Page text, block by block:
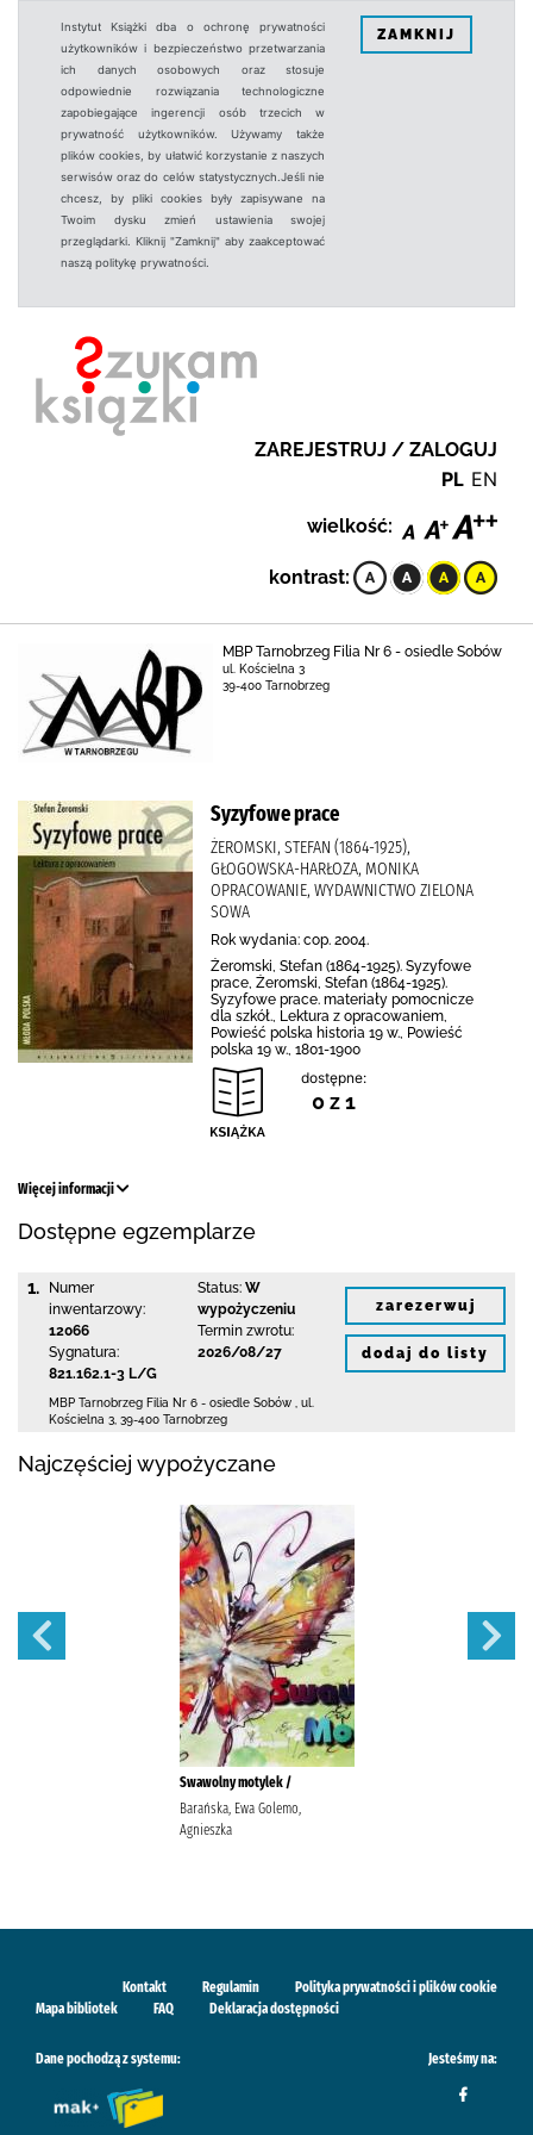
Instytut Książki dba o ochronę prywatności
użytkowników i bezpieczeństwo przetwarzania
ich danych osobowych oraz stosuje
odpowiednie rozwiązania technologiczne
zapobiegające ingerencji osób trzecich w
prywatność użytkowników. Używamy także
plików cookies, by ułatwić korzystanie z naszych
serwisów oraz do celów statystycznych.Jeśli nie
chcesz, by pliki cookies były zapisywane na
Twoim dysku zmień ustawienia swojej
przeglądarki. Kliknij "Zamknij" aby zaakceptować
naszą politykę prywatności.
ZAMKNIJ
ZAREJESTRUJ / ZALOGUJ
PL EN
wielkość:
kontrast:
MBP Tarnobrzeg Filia Nr 6 - osiedle Sobów
ul. Kościelna 3
39-400 Tarnobrzeg
Syzyfowe prace
ŻEROMSKI, STEFAN (1864-1925),
GŁOGOWSKA-HARŁOZA, MONIKA
OPRACOWANIE, WYDAWNICTWO ZIELONA
SOWA
Rok wydania: cop. 2004.
Żeromski, Stefan (1864-1925). Syzyfowe
prace, Żeromski, Stefan (1864-1925).
Syzyfowe prace. materiały pomocnicze
dla szkół., Lektura z opracowaniem,
Powieść polska historia 19 w., Powieść
polska 19 w., 1801-1900
dostępne:
0 z 1
Więcej informacji
Dostępne egzemplarze
1.
Numer
inwentarzowy:
12066
Sygnatura:
821.162.1-3 L/G
Status: W
wypożyczeniu
Termin zwrotu:
2026/08/27
MBP Tarnobrzeg Filia Nr 6 - osiedle Sobów
ul.
Kościelna 3 39-400 Tarnobrzeg
zarezerwuj
dodaj do listy
Najczęściej wypożyczane
Swawolny motylek /
Barańska, Ewa Golemo,
Agnieszka
Kontakt Regulamin
Polityka prywatności i plików cookie
Mapa bibliotek
FAQ Deklaracja dostępności
Dane pochodzą z systemu: Jesteśmy na: